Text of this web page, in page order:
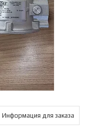
Информация для заказа